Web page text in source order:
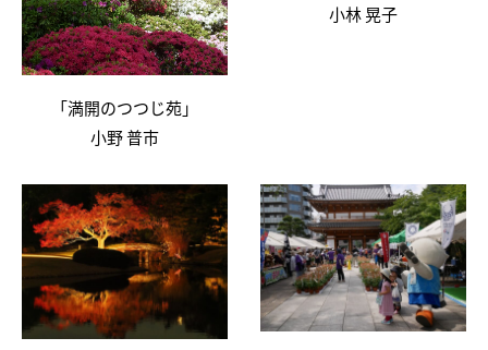
「満開のつつじ苑」
小野 普市
小林 晃子